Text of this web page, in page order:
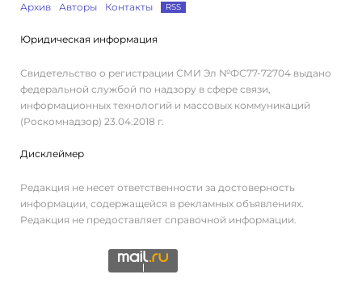
Архив
Авторы Контакты RSS
Юридическая информация
Свидетельство о регистрации СМИ Эл №ФС77-72704 выдано
федеральной службой по надзору в сфере связи,
информационных технологий и массовых коммуникаций
(Роскомнадзор) 23.04.2018 г.
Дисклеймер
Редакция не несет ответственности за достоверность
информации, содержащейся в рекламных объявлениях.
Редакция не предоставляет справочной информации.